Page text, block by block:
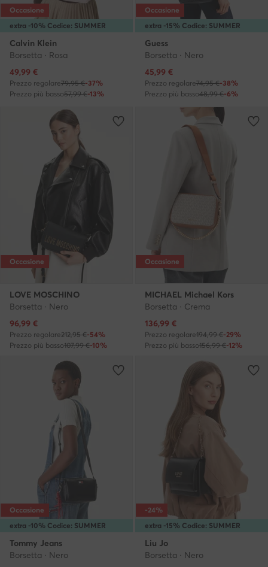
extra -10% Codice: SUMMER
Occasione
Calvin Klein
Borsetta · Rosa
Prezzo attuale
49,99 €
Prezzo regolare79,95 €-37%
Prezzo più basso57,99 €-13%
extra -15% Codice: SUMMER
Occasione
Guess
Borsetta · Nero
Prezzo attuale
45,99 €
Prezzo regolare74,95 €-38%
Prezzo più basso48,99 €-6%
Occasione
LOVE MOSCHINO
Borsetta · Nero
Prezzo attuale
96,99 €
Prezzo regolare212,95 €-54%
Prezzo più basso107,99 €-10%
Occasione
MICHAEL Michael Kors
Borsetta · Crema
Prezzo attuale
136,99 €
Prezzo regolare194,99 €-29%
Prezzo più basso156,99 €-12%
extra -10% Codice: SUMMER
Occasione
Tommy Jeans
Borsetta · Nero
extra -15% Codice: SUMMER
-24%
Liu Jo
Borsetta · Nero